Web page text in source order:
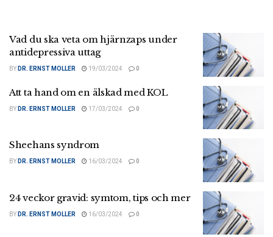
Vad du ska veta om hjärnzaps under
antidepressiva uttag
BY DR. ERNST MOLLER 19/03/2024 0
Att ta hand om en älskad med KOL
BY DR. ERNST MOLLER 17/03/2024 0
Sheehans syndrom
BY DR. ERNST MOLLER 16/03/2024 0
24 veckor gravid: symtom, tips och mer
BY DR. ERNST MOLLER 16/03/2024 0